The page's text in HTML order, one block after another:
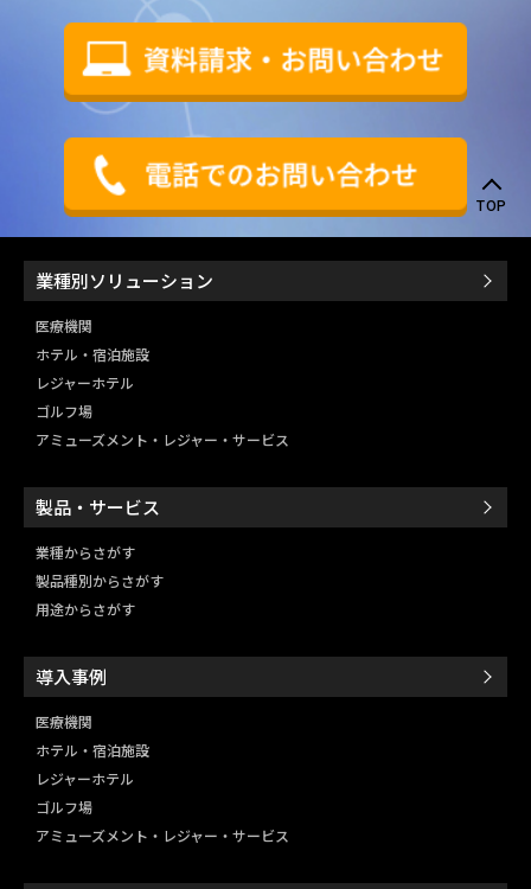
TOP
業種別ソリューション
医療機関
ホテル・宿泊施設
レジャーホテル
ゴルフ場
アミューズメント・レジャー・ サービス
製品・サービス
業種からさがす
製品種別からさがす
用途からさがす
導入事例
医療機関
ホテル・宿泊施設
レジャーホテル
ゴルフ場
アミューズメント・レジャー・ サービス